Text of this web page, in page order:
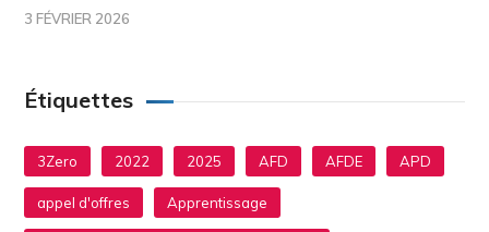
3 FÉVRIER 2026
Étiquettes
3Zero 2022 2025 AFD AFDE APD
appel d'offres Apprentissage